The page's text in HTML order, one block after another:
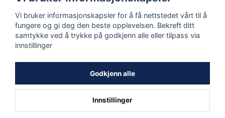
Følg oss
Vi bruker informasjonskapsler for å få nettstedet vårt til å
fungere og gi deg den beste opplevelsen. Bekreft ditt
samtykke ved å trykke på godkjenn alle eller tilpass via
innstillinger
Godkjenn alle
Innstillinger